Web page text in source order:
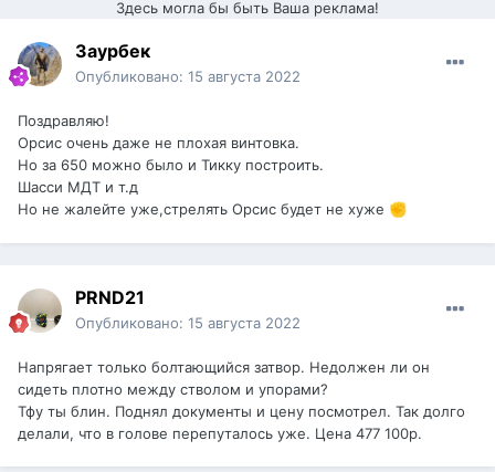
Здесь могла бы быть Ваша реклама!
Заурбек
Опубликовано: 15 августа 2022
Поздравляю!
Орсис очень даже не плохая винтовка.
Но за 650 можно было и Тикку построить.
Шасси МДТ и т.д
Но не жалейте уже,стрелять Орсис будет не хуже ✊
PRND21
Опубликовано: 15 августа 2022
Напрягает только болтающийся затвор. Недолжен ли он
сидеть плотно между стволом и упорами?
Тфу ты блин. Поднял документы и цену посмотрел. Так долго
делали, что в голове перепуталось уже. Цена 477 100р.